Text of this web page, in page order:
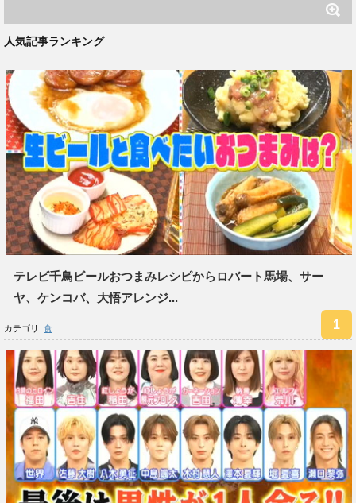
人気記事ランキング
テレビ千鳥ビールおつまみレシピからロバート馬場、サー
ヤ、ケンコバ、大悟アレンジ...
カテゴリ: 食